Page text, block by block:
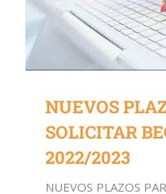
NUEVOS
SOLICITAR
2022/2023
NUEVOS PLAZOS